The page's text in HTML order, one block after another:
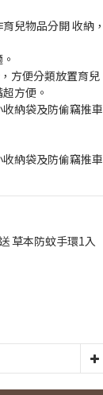
兒物品分開 收納，
方便分類放置育兒
方便。
納袋及防偷竊推車
納袋及防偷竊推車
草本防蚊手環1入